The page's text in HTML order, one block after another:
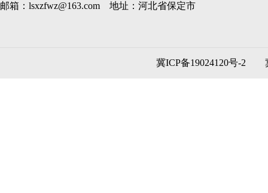
邮箱：lsxzfwz@163.com 地址：河北省保定市
冀ICP备19024120号-2